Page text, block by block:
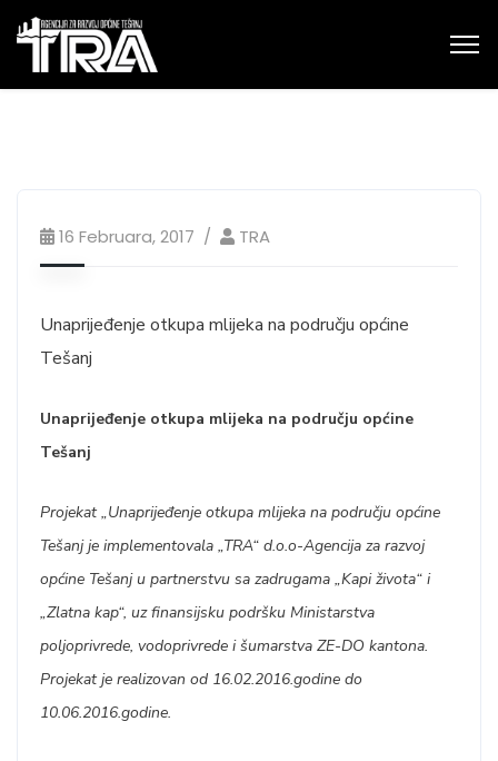
16 Februara, 2017 TRA
Unaprijeđenje otkupa mlijeka na području općine
Tešanj
Unaprijeđenje otkupa mlijeka na području općine
Tešanj
Projekat „Unaprijeđenje otkupa mlijeka na području općine
Tešanj je implementovala „TRA“ d.o.o-Agencija za razvoj
općine Tešanj u partnerstvu sa zadrugama „Kapi života“ i
„Zlatna kap“, uz finansijsku podršku Ministarstva
poljoprivrede, vodoprivrede i šumarstva ZE-DO kantona.
Projekat je realizovan od 16.02.2016.godine do
10.06.2016.godine.